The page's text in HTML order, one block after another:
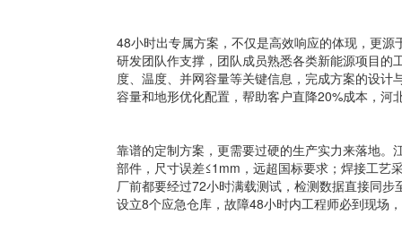
48小时出专属方案，不仅是高效响应的体现，更
研发团队作支撑，团队成员熟悉各类新能源项目
度、温度、并网容量等关键信息，完成方案的设
容量和地形优化配置，帮助客户直降20%成本，
靠谱的定制方案，更需要过硬的生产实力来落地
部件，尺寸误差≤1mm，远超国标要求；焊接工艺
厂前都要经过72小时满载测试，检测数据直接同
设立8个应急仓库，故障48小时内工程师必到现场